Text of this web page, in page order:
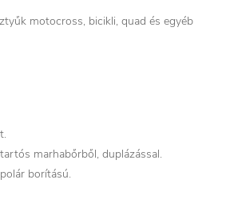
motocross, bicikli, quad és egyéb
marhabőrből, duplázással.
borítású.